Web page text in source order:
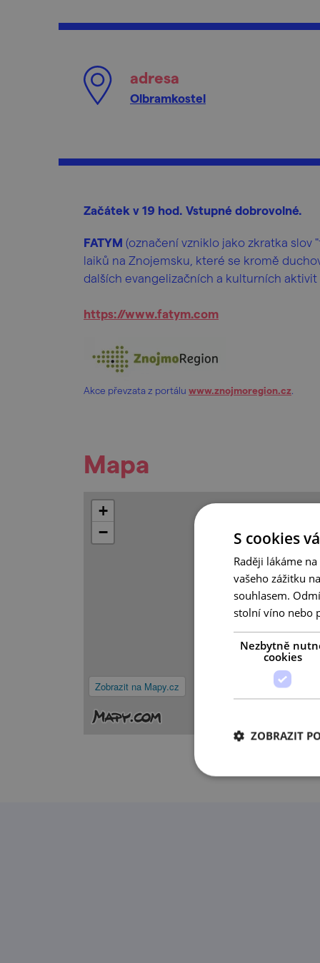
adresa
Olbramkostel
Začátek v 19 hod. Vstupné dobrovolné.
FATYM (označení vzniklo jako zkratka slov
laiků na Znojemsku, které se kromě
dalších evangelizačních a kulturních
https://www.fatym.com
Akce převzata z portálu www.znojmoregion.cz
Mapa
Zobrazit na Mapy.cz
+
−
S cookies
Raději lákáme
vašeho zážitku
souhlasem.
stolní víno nebo
Nezbytně
cookies
ZOBRAZIT